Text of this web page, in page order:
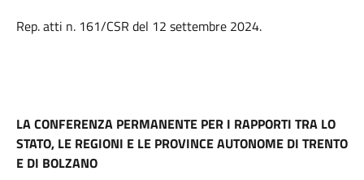
Rep. atti n. 161/CSR del 12 settembre 2024.
LA CONFERENZA PERMANENTE PER I RAPPORTI TRA LO
STATO, LE REGIONI E LE PROVINCE AUTONOME DI TRENTO
E DI BOLZANO